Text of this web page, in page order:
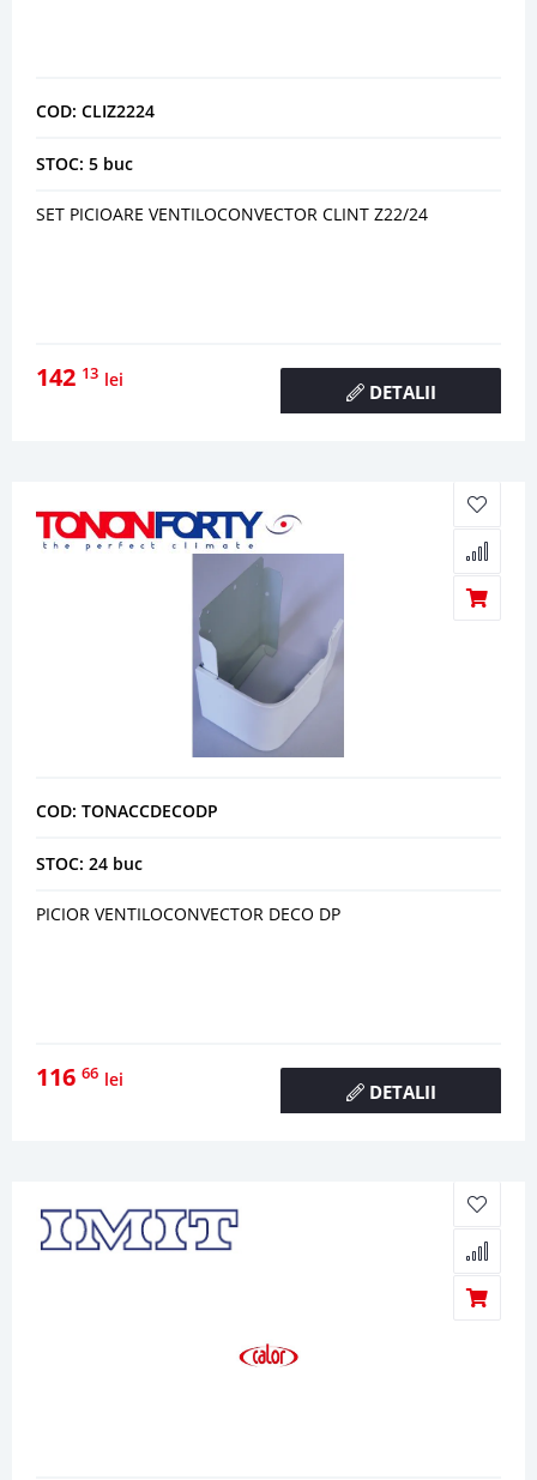
COD: CLIZ2224
STOC: 5 buc
SET PICIOARE VENTILOCONVECTOR CLINT Z22/24
142 13 lei
DETALII
COD: TONACCDECODP
STOC: 24 buc
PICIOR VENTILOCONVECTOR DECO DP
116 66 lei
DETALII